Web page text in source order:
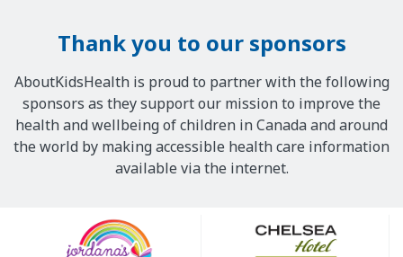
Thank you to our sponsors
AboutKidsHealth is proud to partner with the following
sponsors as they support our mission to improve the
health and wellbeing of children in Canada and around
the world by making accessible health care information
available via the internet.
Sponsors